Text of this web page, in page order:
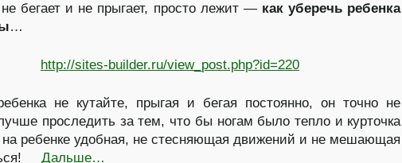
бегает и не прыгает, просто лежит — как уберечь ребенка
…
не кутайте, прыгая и бегая постоянно, он точно не
проследить за тем, что бы ногам было тепло и курточка
ребенке удобная, не стесняющая движений и не мешающая
Дальше…